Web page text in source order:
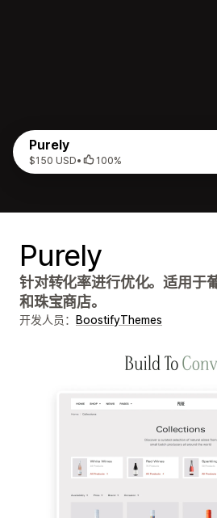
Purely
$150 USD• 100%
Purely
针对转化率进行优化。适用于
和珠宝商店。
开发人员： BoostifyThemes